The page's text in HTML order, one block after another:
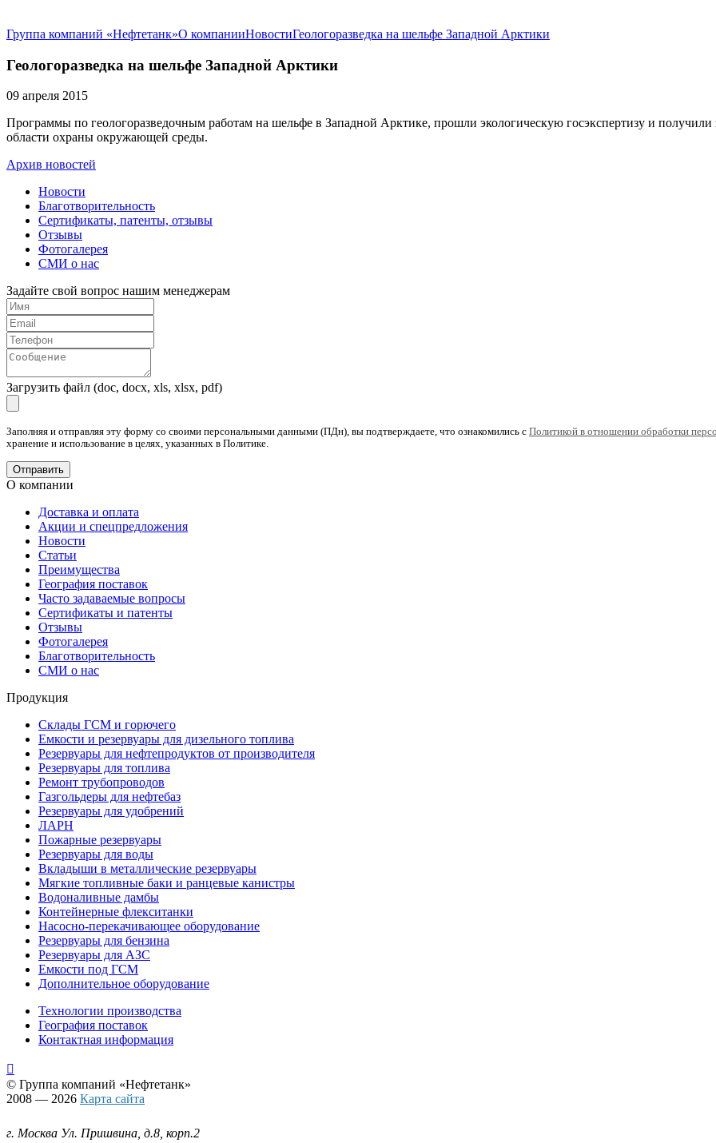
Группа компаний «Нефтетанк»О компанииНовостиГеологоразведка на шельфе Западной Арктики
Геологоразведка на шельфе Западной Арктики
09 апреля 2015
Программы по геологоразведочным работам на шельфе в Западной Арктике, прошли экологическую госэкспертизу и получили
области охраны окружающей среды.
Архив новостей
Новости
Благотворительность
Сертификаты, патенты, отзывы
Отзывы
Фотогалерея
СМИ о нас
Задайте свой вопрос нашим менеджерам
Загрузить файл (doc, docx, xls, xlsx, pdf)
Заполняя и отправляя эту форму со своими персональными данными (ПДн), вы подтверждаете, что ознакомились с Политикой в отношении обработки
хранение и использование в целях, указанных в Политике.
О компании
Доставка и оплата
Акции и спецпредложения
Новости
Статьи
Преимущества
География поставок
Часто задаваемые вопросы
Сертификаты и патенты
Отзывы
Фотогалерея
Благотворительность
СМИ о нас
Продукция
Склады ГСМ и горючего
Емкости и резервуары для дизельного топлива
Резервуары для нефтепродуктов от производителя
Резервуары для топлива
Ремонт трубопроводов
Газгольдеры для нефтебаз
Резервуары для удобрений
ЛАРН
Пожарные резервуары
Резервуары для воды
Вкладыши в металлические резервуары
Мягкие топливные баки и ранцевые канистры
Водоналивные дамбы
Контейнерные флекситанки
Насосно-перекачивающее оборудование
Резервуары для бензина
Резервуары для АЗС
Емкости под ГСМ
Дополнительное оборудование
Технологии производства
География поставок
Контактная информация

© Группа компаний «Нефтетанк»
2008 — 2026 Карта сайта
г. Москва Ул. Пришвина, д.8, корп.2